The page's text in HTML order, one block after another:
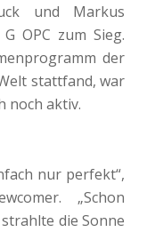
und Markus
OPC zum Sieg.
der
stattfand, war
noch aktiv.
nur perfekt“,
„Schon
die Sonne